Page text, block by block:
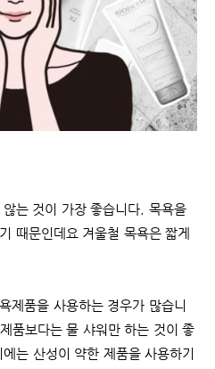
는 것이 가장 좋습니다. 목욕을
때문인데요 겨울철 목욕은 짧게
제품을 사용하는 경우가 많습니
품보다는 물 샤워만 하는 것이 좋
는 산성이 약한 제품을 사용하기